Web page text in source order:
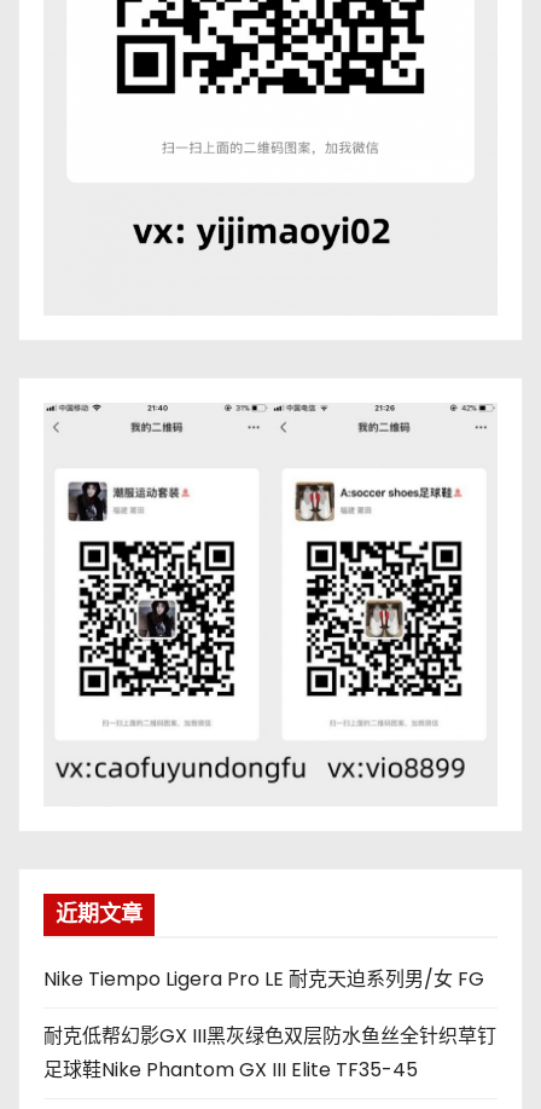
近期文章
Nike Tiempo Ligera Pro LE 耐克天迫系列男/女 FG
耐克低帮幻影GX III黑灰绿色双层防水鱼丝全针织草钉
足球鞋Nike Phantom GX III Elite TF35-45